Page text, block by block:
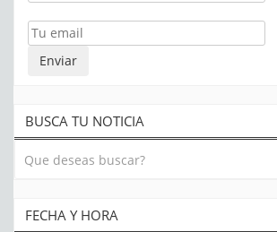
BUSCA TU NOTICIA
FECHA Y HORA